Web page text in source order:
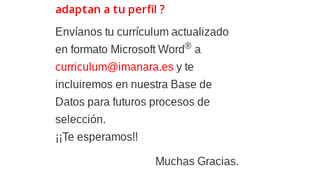
adaptan a tu perfil ?
Envíanos tu currículum actualizado
en formato Microsoft Word®a
curriculum@imanara.esy te
incluiremos en nuestra Base de
Datos para futuros procesos de
selección.
¡¡Te esperamos!!
Muchas Gracias.